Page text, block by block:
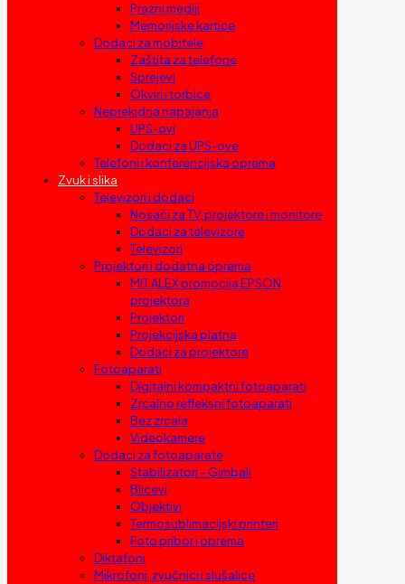
Prazni mediji
Memorijske kartice
Dodaci za mobitele
Zaštita za telefone
Sprejevi
Okviri i torbice
Neprekidna napajanja
UPS-ovi
Dodaci za UPS-ove
Telefoni i konferencijska oprema
Zvuk i slika
Televizori i dodaci
Nosači za TV, projektore i monitore
Dodaci za televizore
Televizori
Projektori i dodatna oprema
MIT ALEX promocija EPSON
projektora
Projektori
Projekcijska platna
Dodaci za projektore
Fotoaparati
Digitalni kompaktni fotoaparati
Zrcalno refleksni fotoaparati
Bez zrcala
Videokamere
Dodaci za fotoaparate
Stabilizatori – Gimbali
Blicevi
Objektivi
Termosublimacijski printeri
Foto pribor i oprema
Diktafoni
Mikrofoni, zvučnici i slušalice